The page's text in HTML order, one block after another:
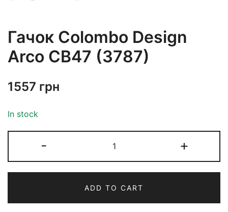
Гачок Colombo Design
Arco CB47 (3787)
1557 грн
In stock
- +
ADD TO CART